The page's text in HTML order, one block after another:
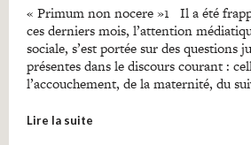
« Primum non nocere »1 Il a été
ces derniers mois, l’attention
sociale, s’est portée sur des questions
présentes dans le discours courant :
l’accouchement, de la maternité, du
Lire la suite